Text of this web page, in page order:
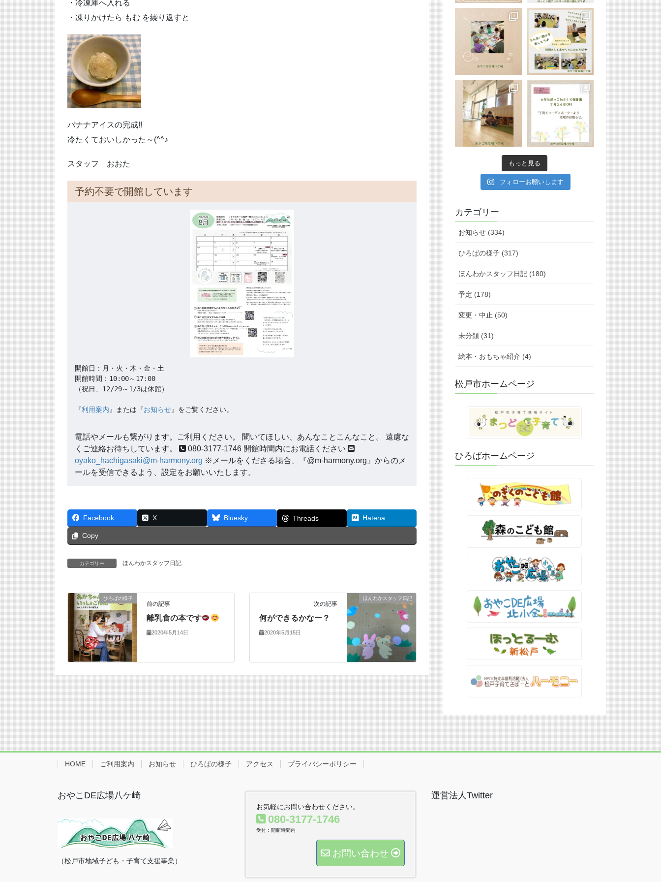
・冷凍庫へ入れる
・凍りかけたら もむ を繰り返すと
バナナアイスの完成!!
冷たくておいしかった～(^^♪
スタッフ おおた
予約不要で開館しています
開館日：月・火・木・金・土
開館時間：10:00～17:00
（祝日、12/29～1/3は休館）
『利用案内』または『お知らせ』をご覧ください。
電話やメールも繋がります。ご利用ください。 聞いてほしい、あんなことこんなこと。 遠慮な
くご連絡お待ちしています。
080-3177-1746 開館時間内にお電話ください
oyako_hachigasaki@m-harmony.org ※メールをくださる場合、『@m-harmony.org』からのメ
ールを受信できるよう、設定をお願いいたします。
Facebook X Bluesky Threads Hatena
Copy
カテゴリー ほんわかスタッフ日記
ひろばの様子
前の記事
離乳食の本です
2020年5月14日
ほんわかスタッフ日記
次の記事
何ができるかなー？
2020年5月15日
もっと見る
フォローお願いします
カテゴリー
お知らせ (334)
ひろばの様子 (317)
ほんわかスタッフ日記 (180)
予定 (178)
変更・中止 (50)
未分類 (31)
絵本・おもちゃ紹介 (4)
松戸市ホームページ
ひろばホームページ
HOME ご利用案内 お知らせ ひろばの様子 アクセス プライバシーポリシー
おやこDE広場八ケ崎
（松戸市地域子ども・子育て支援事業）
お気軽にお問い合わせください。
080-3177-1746
受付：開館時間内
お問い合わせ
運営法人Twitter